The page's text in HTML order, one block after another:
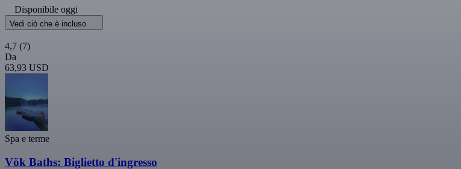
Disponibile oggi
Vedi ciò che è incluso
4,7 (7)
Da
63,93 USD
Spa e terme
Vök Baths: Biglietto d'ingresso